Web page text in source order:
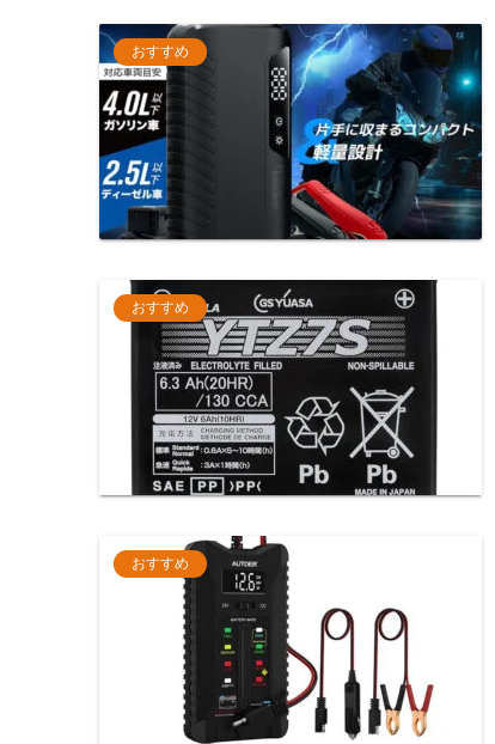
おすすめ
おすすめ
おすすめ